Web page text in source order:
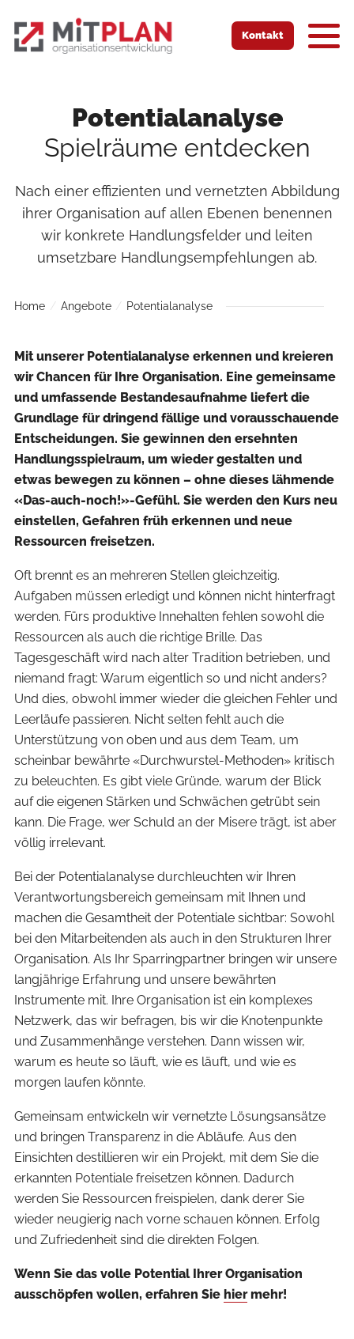
Kontakt
Home Angebote Potentialanalyse
Potentialanalyse
Spielräume entdecken
Nach einer effizienten und vernetzten Abbildung
ihrer Organisation auf allen Ebenen benennen
wir konkrete Handlungsfelder und leiten
umsetzbare Handlungsempfehlungen ab.
Mit unserer Potentialanalyse erkennen und kreieren
wir Chancen für Ihre Organisation. Eine gemeinsame
und umfassende Bestandesaufnahme liefert die
Grundlage für dringend fällige und vorausschauende
Entscheidungen. Sie gewinnen den ersehnten
Handlungsspielraum, um wieder gestalten und
etwas bewegen zu können – ohne dieses lähmende
«Das-auch-noch!»-Gefühl. Sie werden den Kurs neu
einstellen, Gefahren früh erkennen und neue
Ressourcen freisetzen.
Oft brennt es an mehreren Stellen gleichzeitig.
Aufgaben müssen erledigt und können nicht hinterfragt
werden. Fürs produktive Innehalten fehlen sowohl die
Ressourcen als auch die richtige Brille. Das
Tagesgeschäft wird nach alter Tradition betrieben, und
niemand fragt: Warum eigentlich so und nicht anders?
Und dies, obwohl immer wieder die gleichen Fehler und
Leerläufe passieren. Nicht selten fehlt auch die
Unterstützung von oben und aus dem Team, um
scheinbar bewährte «Durchwurstel-Methoden» kritisch
zu beleuchten. Es gibt viele Gründe, warum der Blick
auf die eigenen Stärken und Schwächen getrübt sein
kann. Die Frage, wer Schuld an der Misere trägt, ist aber
völlig irrelevant.
Bei der Potentialanalyse durchleuchten wir Ihren
Verantwortungsbereich gemeinsam mit Ihnen und
machen die Gesamtheit der Potentiale sichtbar: Sowohl
bei den Mitarbeitenden als auch in den Strukturen Ihrer
Organisation. Als Ihr Sparringpartner bringen wir unsere
langjährige Erfahrung und unsere bewährten
Instrumente mit. Ihre Organisation ist ein komplexes
Netzwerk, das wir befragen, bis wir die Knotenpunkte
und Zusammenhänge verstehen. Dann wissen wir,
warum es heute so läuft, wie es läuft, und wie es
morgen laufen könnte.
Gemeinsam entwickeln wir vernetzte Lösungsansätze
und bringen Transparenz in die Abläufe. Aus den
Einsichten destillieren wir ein Projekt, mit dem Sie die
erkannten Potentiale freisetzen können. Dadurch
werden Sie Ressourcen freispielen, dank derer Sie
wieder neugierig nach vorne schauen können. Erfolg
und Zufriedenheit sind die direkten Folgen.
Wenn Sie das volle Potential Ihrer Organisation
ausschöpfen wollen, erfahren Sie hiermehr!